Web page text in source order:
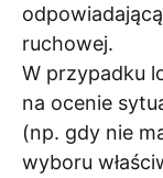
ruchowej.
W przypadku
na ocenie
(np. gdy nie
wyboru